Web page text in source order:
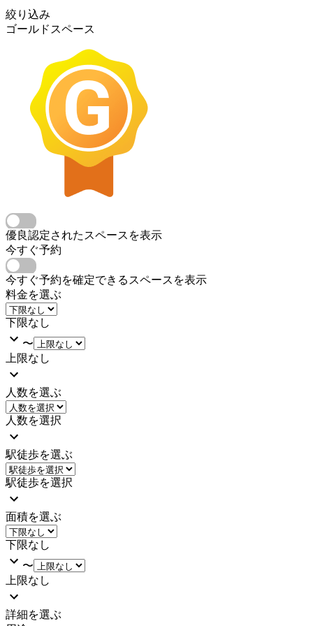
絞り込み
ゴールドスペース
優良認定されたスペースを表示
今すぐ予約
今すぐ予約を確定できるスペースを表示
料金を選ぶ
下限なし
〜
上限なし
人数を選ぶ
人数を選択
駅徒歩を選ぶ
駅徒歩を選択
面積を選ぶ
下限なし
〜
上限なし
詳細を選ぶ